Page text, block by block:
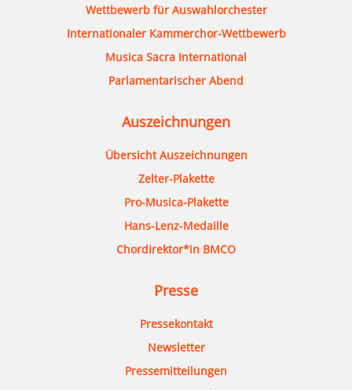
Wettbewerb für Auswahlorchester
Internationaler Kammerchor-Wettbewerb
Musica Sacra International
Parlamentarischer Abend
Auszeichnungen
Übersicht Auszeichnungen
Zelter-Plakette
Pro-Musica-Plakette
Hans-Lenz-Medaille
Chordirektor*in BMCO
Presse
Pressekontakt
Newsletter
Pressemitteilungen